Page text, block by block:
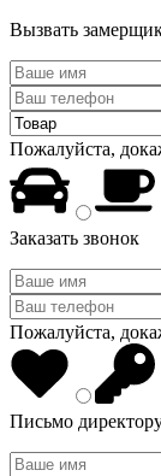
Вызвать
Пожалуйста,
Заказать звонок
Пожалуйста,
Письмо